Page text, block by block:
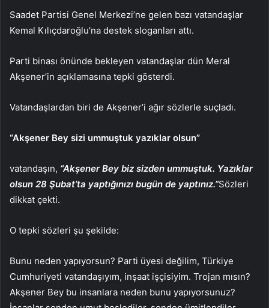
Saadet Partisi Genel Merkezi’ne gelen bazı vatandaşlar
Kemal Kılıçdaroğlu’na destek sloganları attı.
Parti binası önünde bekleyen vatandaşlar dün Meral
Akşener’in açıklamasına tepki gösterdi.
Vatandaşlardan biri de Akşener’i ağır sözlerle suçladı.
“Akşener Bey sizi ummuştuk yazıklar olsun”
vatandaşın, “Akşener Bey biz sizden ummuştuk. Yazıklar
olsun 28 Şubat’ta yaptığınızı bugün de yaptınız.”Sözleri
dikkat çekti.
O tepki sözleri şu şekilde:
Bunu neden yapıyorsun? Parti üyesi değilim, Türkiye
Cumhuriyeti vatandaşıyım, inşaat işçisiyim. Trojan mısın?
Akşener Bey bu insanlara neden bunu yapıyorsunuz?